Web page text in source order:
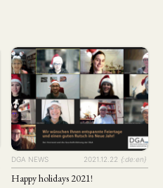
Wende 1987 gewählt. Die Wahl steht
im Kontext schwieriger innen- wie
außenpolitischer
Rahmenbedingungen. Beispielsweise
wirft der Krieg in …
DGA NEWS 2021.12.22 {:de:en}
Happy holidays 2021!